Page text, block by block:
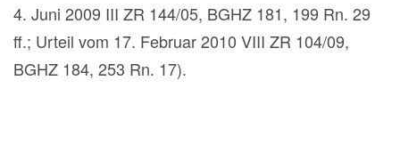
4. Juni 2009 III ZR 144/05, BGHZ 181, 199 Rn. 29
ff.; Urteil vom 17. Februar 2010 VIII ZR 104/09,
BGHZ 184, 253 Rn. 17).